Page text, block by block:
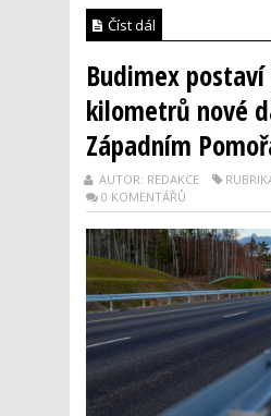
Číst dál
Budimex postaví
kilometrů nové
Západním
AUTOR: REDAKCE
0 KOMENTÁŘŮ